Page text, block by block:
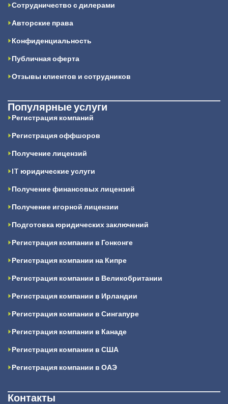
Сотрудничество с дилерами
Авторские права
Конфиденциальность
Публичная оферта
Отзывы клиентов и сотрудников
Популярные услуги
Регистрация компаний
Регистрация оффшоров
Получение лицензий
IT юридические услуги
Получение финансовых лицензий
Получение игорной лицензии
Подготовка юридических заключений
Регистрация компании в Гонконге
Регистрация компании на Кипре
Регистрация компании в Великобритании
Регистрация компании в Ирландии
Регистрация компании в Сингапуре
Регистрация компании в Канаде
Регистрация компании в США
Регистрация компании в ОАЭ
Контакты